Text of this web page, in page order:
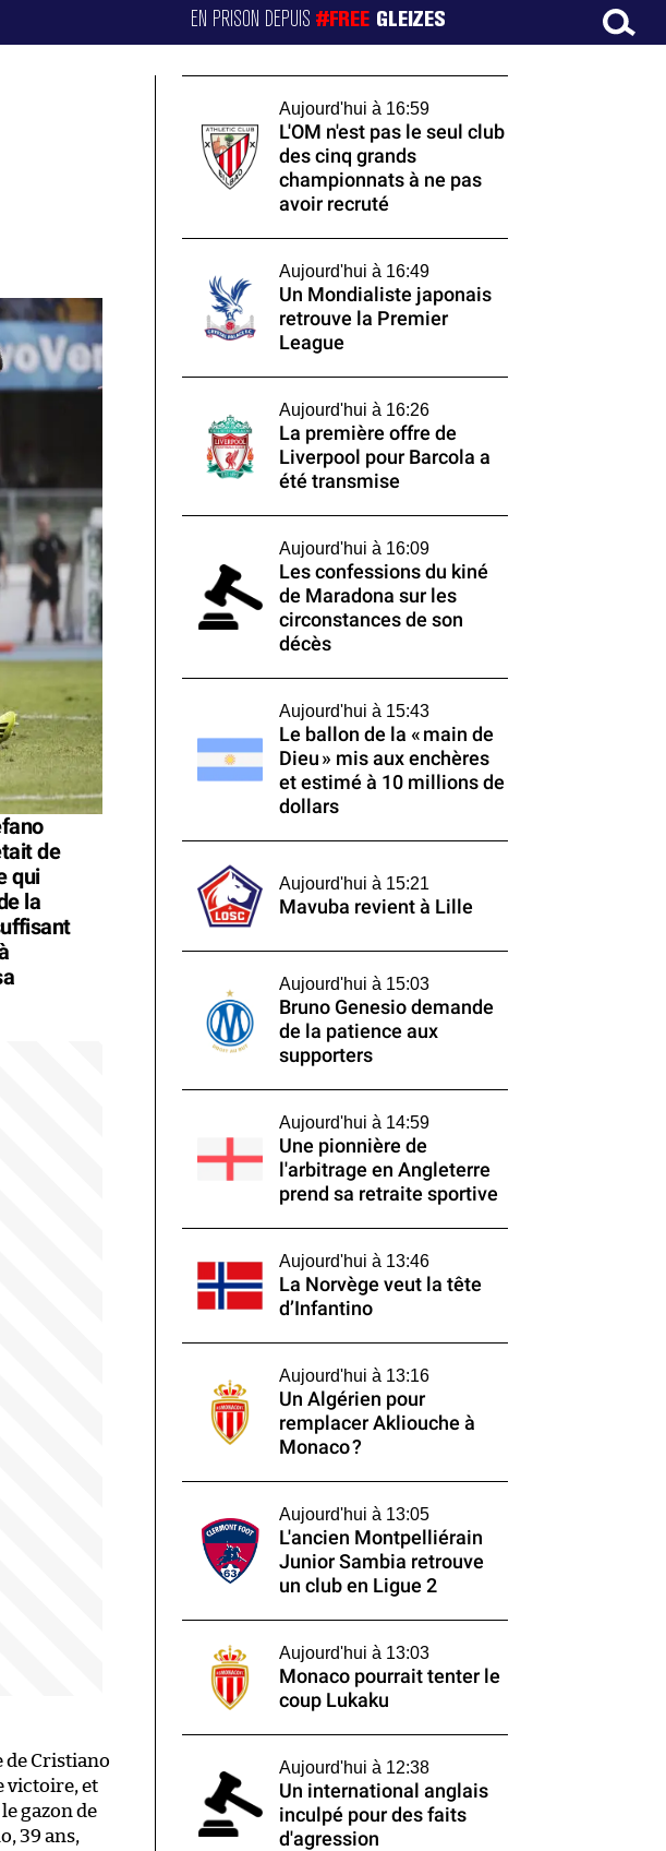
EN PRISON DEPUIS#FREE GLEIZES
de
qui
la
de Cristiano
victoire, et
gazon de
39 ans,
Aujourd'hui à 16:59
L'OM n'est pas le seul club
des cinq grands
championnats à ne pas
avoir recruté
Aujourd'hui à 16:49
Un Mondialiste japonais
retrouve la Premier
League
Aujourd'hui à 16:26
La première offre de
Liverpool pour Barcola a
été transmise
Aujourd'hui à 16:09
Les confessions du kiné
de Maradona sur les
circonstances de son
décès
Aujourd'hui à 15:43
Le ballon de la « main de
Dieu » mis aux enchères
et estimé à 10 millions de
dollars
Aujourd'hui à 15:21
Mavuba revient à Lille
Aujourd'hui à 15:03
Bruno Genesio demande
de la patience aux
supporters
Aujourd'hui à 14:59
Une pionnière de
l'arbitrage en Angleterre
prend sa retraite sportive
Aujourd'hui à 13:46
La Norvège veut la tête
d’Infantino
Aujourd'hui à 13:16
Un Algérien pour
remplacer Akliouche à
Monaco ?
Aujourd'hui à 13:05
L'ancien Montpelliérain
Junior Sambia retrouve
un club en Ligue 2
Aujourd'hui à 13:03
Monaco pourrait tenter le
coup Lukaku
Aujourd'hui à 12:38
Un international anglais
inculpé pour des faits
d'agression